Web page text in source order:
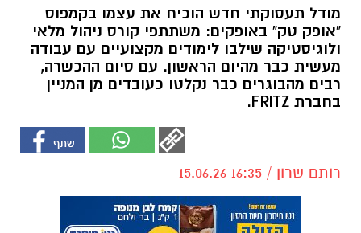
מודל תעסוקתי חדש הוכיח את עצמו בקמפוס
"אופק טק" באופקים: משתתפי קורס ניהול מלאי
ולוגיסטיקה שילבו לימודים מקצועיים עם עבודה
מעשית כבר מהיום הראשון. עם סיום ההכשרה,
רבים מהבוגרים כבר נקלטו כעובדים מן המניין
בחברת FRITZ.
רותם שרון / 16:35 15.06.26